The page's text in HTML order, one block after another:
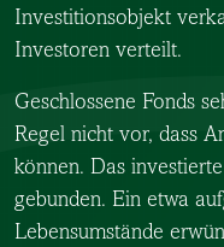
Investitionsobjekt
Investoren verteilt.
Geschlossene Fonds
Regel nicht vor, dass
können. Das
gebunden. Ein etwa
Lebensumstände